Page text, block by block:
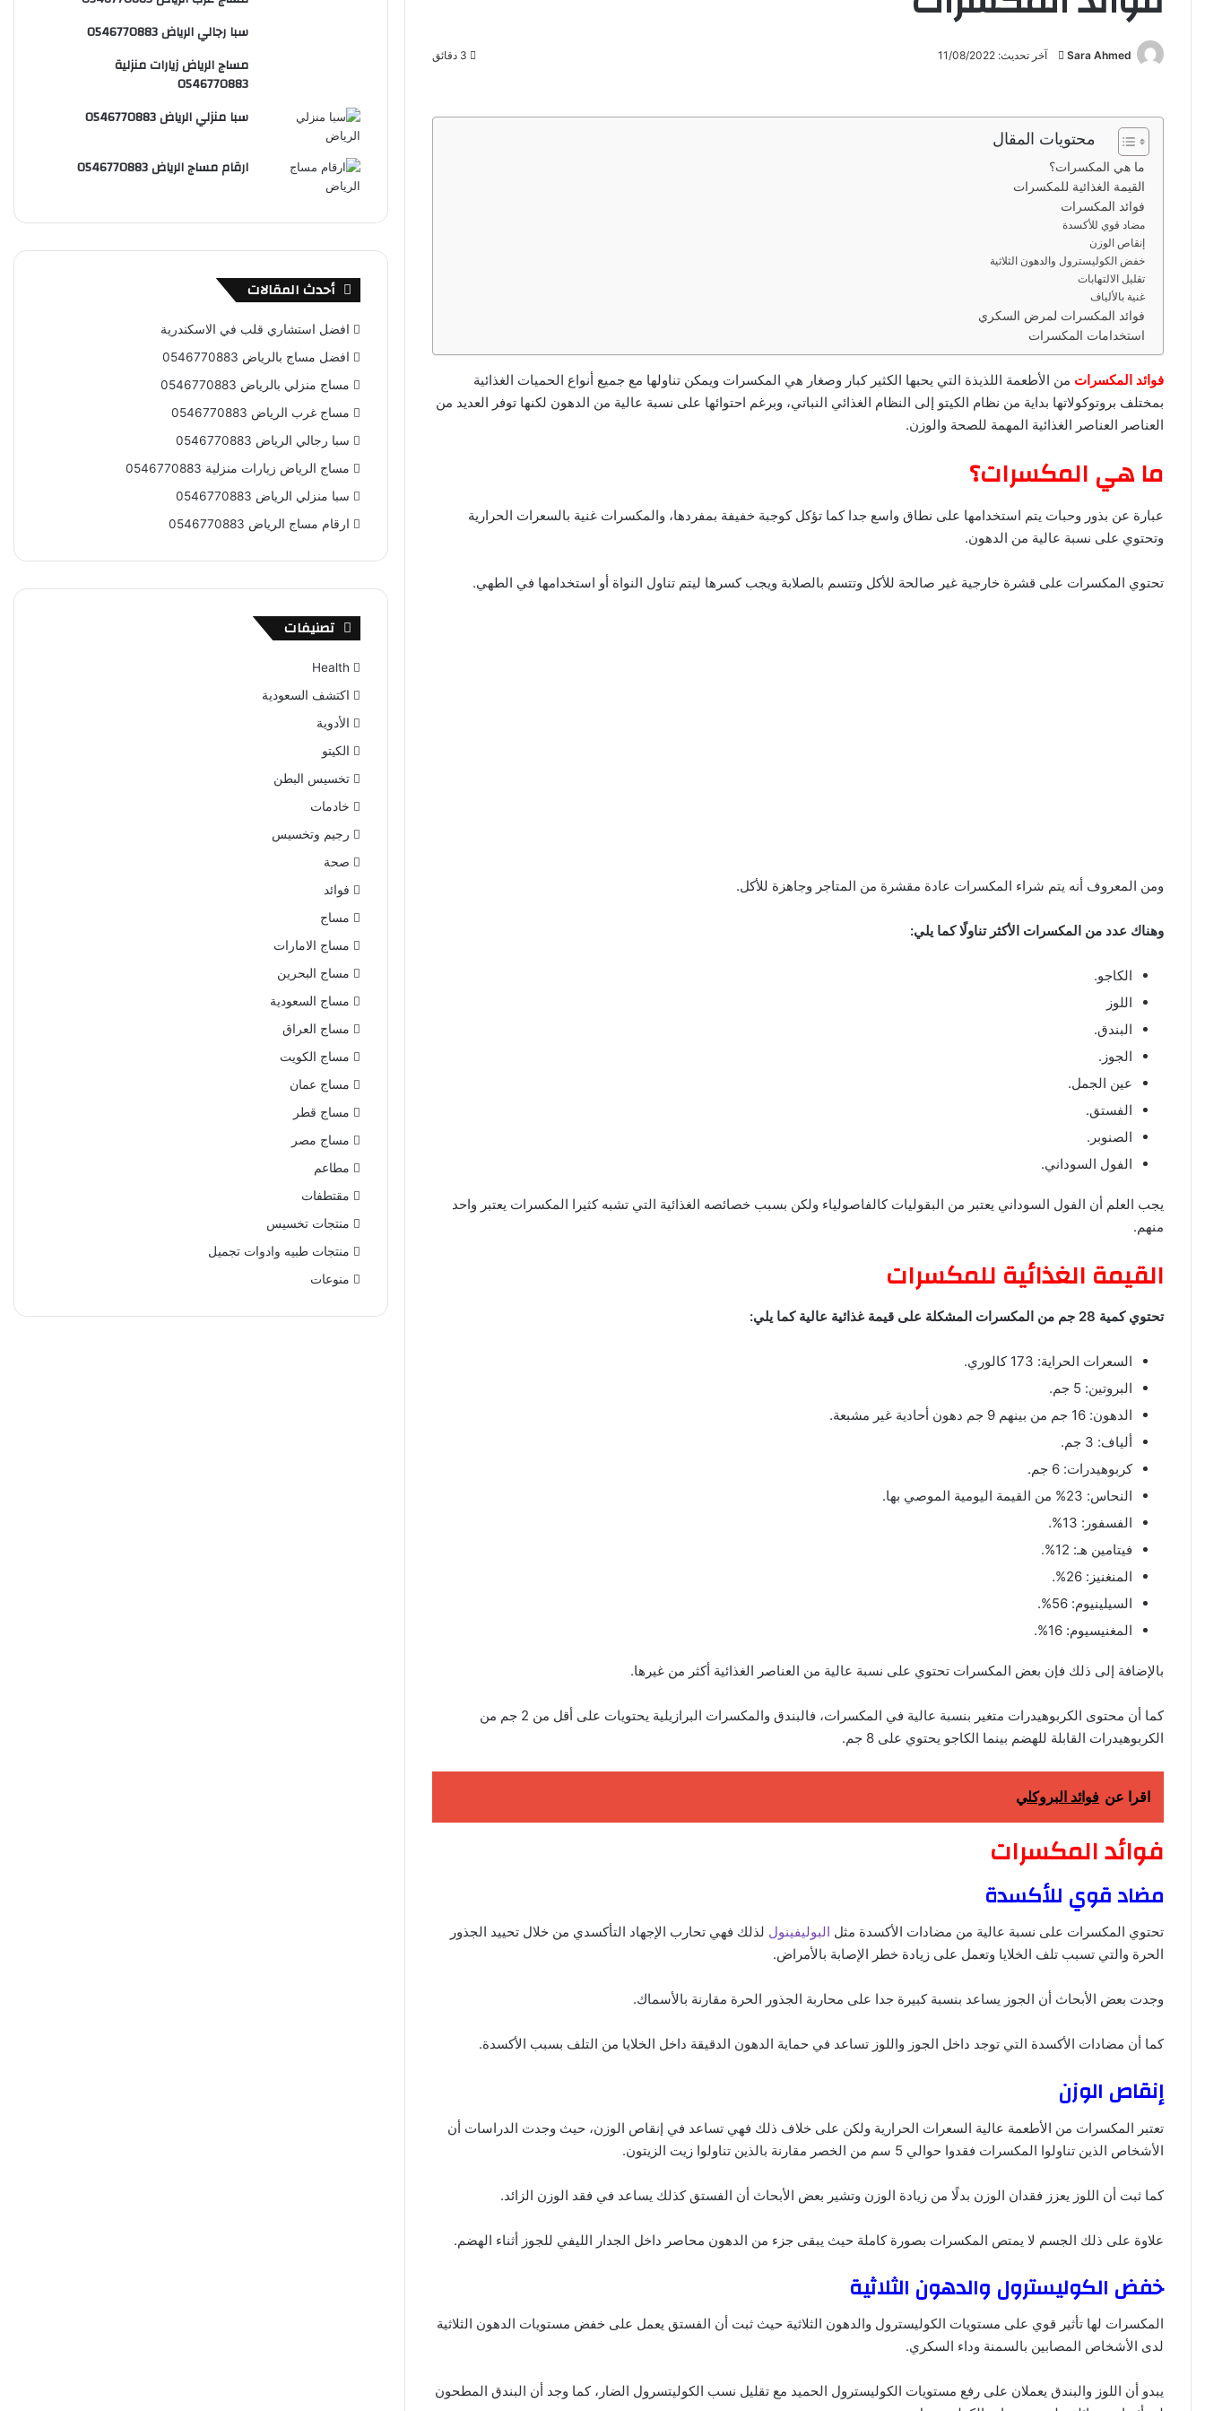
Sara Ahmed
ل
ب
ر
ي
ت
ر
و
ن
ي
ا
آخر تحديث: 11/08/2022
محتويات المقال
ما هي المكسرات؟
القيمة الغذائية للمكسرات
فوائد المكسرات
مضاد قوي للأكسدة
إنقاص الوزن
خفض الكوليسترول والدهون الثلاثية
تقليل الالتهابات
غنية بالألياف
فوائد المكسرات لمرض السكري
استخدامات المكسرات
فوائد المكسرات من الأطعمة اللذيذة التي يحبها الكثير كبار وصغار هي المكسرات ويمكن تناولها مع جميع أنواع الحميات الغذائية
بمختلف بروتوكولاتها بداية من نظام الكيتو إلى النظام الغذائي النباتي، وبرغم احتوائها على نسبة عالية من الدهون لكنها توفر العديد من
العناصر العناصر الغذائية المهمة للصحة والوزن.
ما هي المكسرات؟
عبارة عن بذور وحبات يتم استخدامها على نطاق واسع جدا كما تؤكل كوجبة خفيفة بمفردها، والمكسرات غنية بالسعرات الحرارية
وتحتوي على نسبة عالية من الدهون.
تحتوي المكسرات على قشرة خارجية غير صالحة للأكل وتتسم بالصلابة ويجب كسرها ليتم تناول النواة أو استخدامها في الطهي.
ومن المعروف أنه يتم شراء المكسرات عادة مقشرة من المتاجر وجاهزة للأكل.
وهناك عدد من المكسرات الأكثر تناولًا كما يلي:
الكاجو.
اللوز
البندق.
الجوز.
عين الجمل.
الفستق.
الصنوبر.
الفول السوداني.
يجب العلم أن الفول السوداني يعتبر من البقوليات كالفاصولياء ولكن بسبب خصائصه الغذائية التي تشبه كثيرا المكسرات يعتبر واحد
منهم.
القيمة الغذائية للمكسرات
تحتوي كمية 28 جم من المكسرات المشكلة على قيمة غذائية عالية كما يلي:
السعرات الحراية: 173 كالوري.
البروتين: 5 جم.
الدهون: 16 جم من بينهم 9 جم دهون أحادية غير مشبعة.
ألياف: 3 جم.
كربوهيدرات: 6 جم.
النحاس: 23% من القيمة اليومية الموصي بها.
الفسفور: 13%.
فيتامين هـ: 12%.
المنغنيز: 26%.
السيلينيوم: 56%.
المغنيسيوم: 16%.
بالإضافة إلى ذلك فإن بعض المكسرات تحتوي على نسبة عالية من العناصر الغذائية أكثر من غيرها.
كما أن محتوى الكربوهيدرات متغير بنسبة عالية في المكسرات، فالبندق والمكسرات البرازيلية يحتويات على أقل من 2 جم من
الكربوهيدرات القابلة للهضم بينما الكاجو يحتوي على 8 جم.
اقرا عن فوائد البروكلي
فوائد المكسرات
مضاد قوي للأكسدة
تحتوي المكسرات على نسبة عالية من مضادات الأكسدة مثل البوليفينول لذلك فهي تحارب الإجهاد التأكسدي من خلال تحييد الجذور
الحرة والتي تسبب تلف الخلايا وتعمل على زيادة خطر الإصابة بالأمراض.
وجدت بعض الأبحاث أن الجوز يساعد بنسبة كبيرة جدا على محاربة الجذور الحرة مقارنة بالأسماك.
كما أن مضادات الأكسدة التي توجد داخل الجوز واللوز تساعد في حماية الدهون الدقيقة داخل الخلايا من التلف بسبب الأكسدة.
إنقاص الوزن
تعتبر المكسرات من الأطعمة عالية السعرات الحرارية ولكن على خلاف ذلك فهي تساعد في إنقاص الوزن، حيث وجدت الدراسات أن
الأشخاص الذين تناولوا المكسرات فقدوا حوالي 5 سم من الخصر مقارنة بالذين تناولوا زيت الزيتون.
كما ثبت أن اللوز يعزز فقدان الوزن بدلًا من زيادة الوزن وتشير بعض الأبحاث أن الفستق كذلك يساعد في فقد الوزن الزائد.
علاوة على ذلك الجسم لا يمتص المكسرات بصورة كاملة حيث يبقى جزء من الدهون محاصر داخل الجدار الليفي للجوز أثناء الهضم.
خفض الكوليسترول والدهون الثلاثية
المكسرات لها تأثير قوي على مستويات الكوليسترول والدهون الثلاثية حيث ثبت أن الفستق يعمل على خفض مستويات الدهون الثلاثية
لدى الأشخاص المصابين بالسمنة وداء السكري.
يبدو أن اللوز والبندق يعملان على رفع مستويات الكوليسترول الحميد مع تقليل نسب الكوليتسرول الضار، كما وجد أن البندق المطحون
س
ت
e
و
ق
R
سبا رجالي الرياض 0546770883
مساج الرياض زيارات منزلية
0546770883
سبا منزلي الرياض 0546770883
ارقام مساج الرياض 0546770883
أحدث المقالات
افضل استشاري قلب في الاسكندرية
افضل مساج بالرياض 0546770883
مساج منزلي بالرياض 0546770883
مساج غرب الرياض 0546770883
سبا رجالي الرياض 0546770883
مساج الرياض زيارات منزلية 0546770883
سبا منزلي الرياض 0546770883
ارقام مساج الرياض 0546770883
تصنيفات
Health
اكتشف السعودية
الأدوية
الكيتو
تخسيس البطن
خادمات
رجيم وتخسيس
صحة
فوائد
مساج
مساج الامارات
مساج البحرين
مساج السعودية
مساج العراق
مساج الكويت
مساج عمان
مساج قطر
مساج مصر
مطاعم
مقتطفات
منتجات تخسيس
منتجات طبيه وادوات تجميل
منوعات